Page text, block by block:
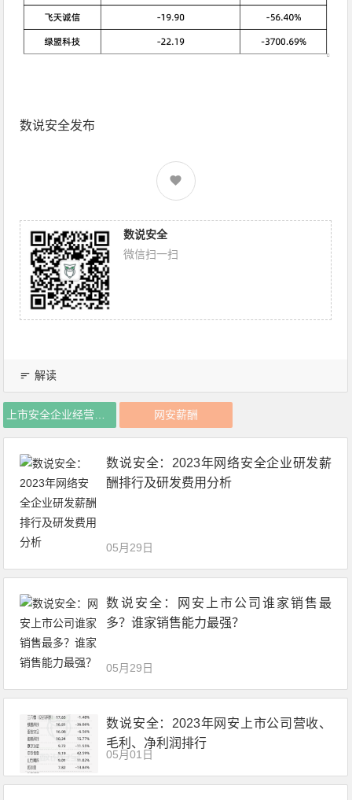
数说安全发布
数说安全
微信扫一扫
解读
上市安全企业经营数据 网安薪酬
数说安全：2023年网络安全企业研发薪
酬排行及研发费用分析
05月29日
数说安全：网安上市公司谁家销售最
多？谁家销售能力最强？
05月29日
数说安全：2023年网安上市公司营收、
毛利、净利润排行
05月01日